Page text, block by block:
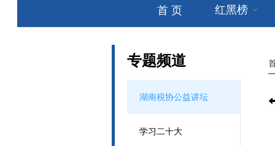
首 页 红黑榜
专题频道
湖南税协公益讲坛
学习二十大